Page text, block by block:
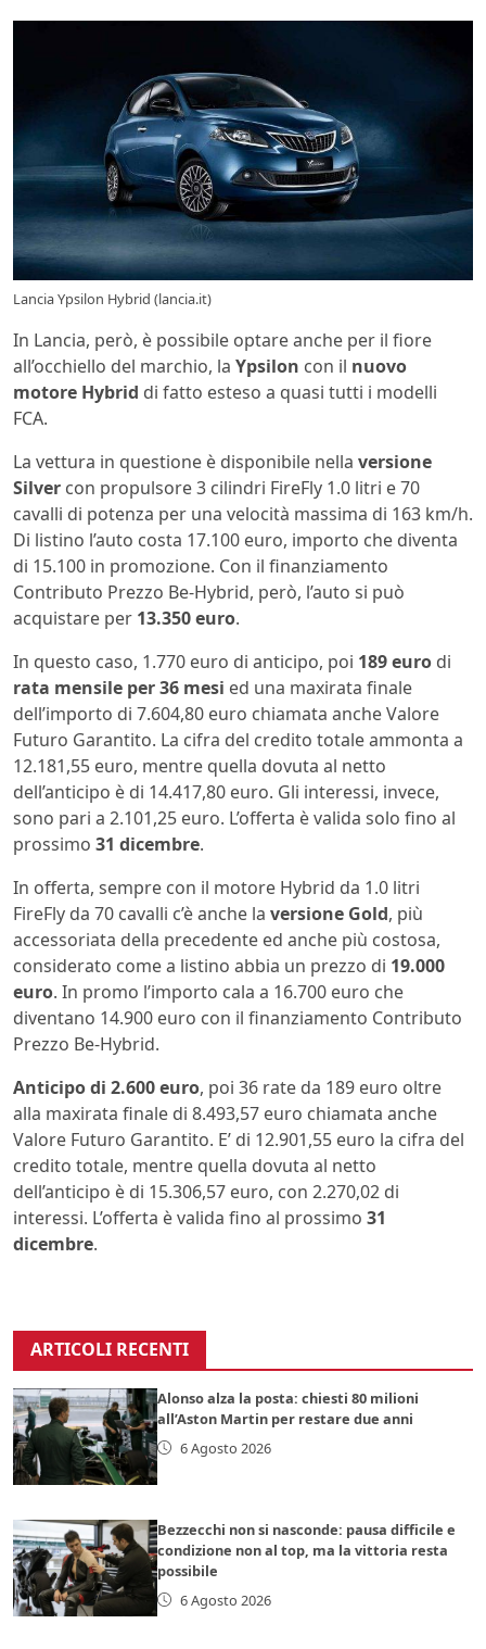
Lancia Ypsilon Hybrid (lancia.it)
In Lancia, però, è possibile optare anche per il fiore
all’occhiello del marchio, la Ypsilon con il nuovo
motore Hybrid di fatto esteso a quasi tutti i modelli
FCA.
La vettura in questione è disponibile nella versione
Silver con propulsore 3 cilindri FireFly 1.0 litri e 70
cavalli di potenza per una velocità massima di 163 km/h.
Di listino l’auto costa 17.100 euro, importo che diventa
di 15.100 in promozione. Con il finanziamento
Contributo Prezzo Be-Hybrid, però, l’auto si può
acquistare per 13.350 euro.
In questo caso, 1.770 euro di anticipo, poi 189 euro di
rata mensile per 36 mesi ed una maxirata finale
dell’importo di 7.604,80 euro chiamata anche Valore
Futuro Garantito. La cifra del credito totale ammonta a
12.181,55 euro, mentre quella dovuta al netto
dell’anticipo è di 14.417,80 euro. Gli interessi, invece,
sono pari a 2.101,25 euro. L’offerta è valida solo fino al
prossimo 31 dicembre.
In offerta, sempre con il motore Hybrid da 1.0 litri
FireFly da 70 cavalli c’è anche la versione Gold, più
accessoriata della precedente ed anche più costosa,
considerato come a listino abbia un prezzo di 19.000
euro. In promo l’importo cala a 16.700 euro che
diventano 14.900 euro con il finanziamento Contributo
Prezzo Be-Hybrid.
Anticipo di 2.600 euro, poi 36 rate da 189 euro oltre
alla maxirata finale di 8.493,57 euro chiamata anche
Valore Futuro Garantito. E’ di 12.901,55 euro la cifra del
credito totale, mentre quella dovuta al netto
dell’anticipo è di 15.306,57 euro, con 2.270,02 di
interessi. L’offerta è valida fino al prossimo 31
dicembre.
ARTICOLI RECENTI
Alonso alza la posta: chiesti 80 milioni
all’Aston Martin per restare due anni
6 Agosto 2026
Bezzecchi non si nasconde: pausa difficile e
condizione non al top, ma la vittoria resta
possibile
6 Agosto 2026